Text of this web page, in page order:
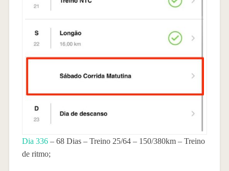
Dia 336– 68 Dias – Treino 25/64 – 150/380km – Treino
de ritmo;